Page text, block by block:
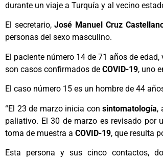
durante un viaje a Turquía y al vecino
El secretario,José Manuel Cruz
personas del sexo masculino.
El paciente número 14 de 71 años de edad,
son casos confirmados de COVID-19, uno
El caso número 15 es un hombre de 44
“El 23 de marzo inicia consintomatología,
paliativo. El 30 de marzo es revisado por
toma de muestra a COVID-19, que resulta
Esta persona y sus cinco contactos,